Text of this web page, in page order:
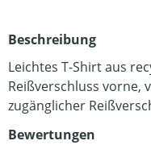
Beschreibung
Leichtes T-Shirt aus
Reißverschluss vorne,
zugänglicher
Bewertungen